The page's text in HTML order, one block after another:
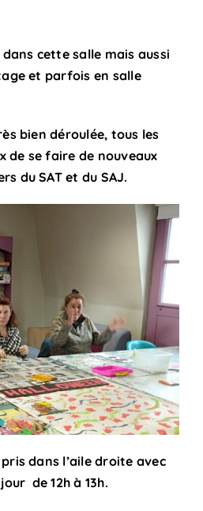
cette salle mais aussi
et parfois en salle
bien déroulée, tous les
de se faire de nouveaux
du SAT et du SAJ.
dans l’aile droite avec
de 12h à 13h.